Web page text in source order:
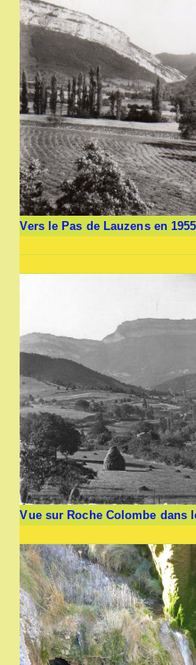
Vers le Pas de Lauzens en 1955
Vue sur Roche Colombe dans